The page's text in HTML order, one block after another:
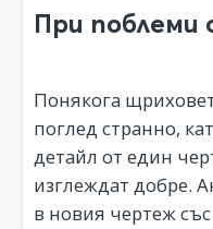
При поблеми
Понякога
поглед странно,
детайл от един
изглеждат добре.
в новия чертеж